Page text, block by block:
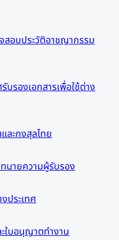
สอบประวัติอาชญากรรม
รับรองเอกสารเพื่อใช้ต่าง
ละกงสุลไทย
นายความผู้รับรอง
ประเทศ
ใบอนุญาตทำงาน